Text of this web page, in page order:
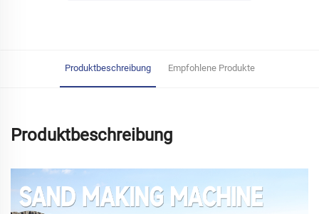
Produktbeschreibung Empfohlene Produkte
Produktbeschreibung